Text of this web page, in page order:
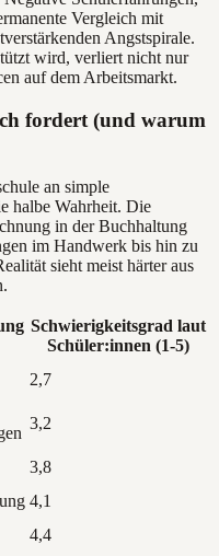
Vergleich mit
Angstspirale.
wird, verliert nicht nur
auf dem Arbeitsmarkt.
fordert (und warum
an simple
halbe Wahrheit. Die
in der Buchhaltung
im Handwerk bis hin zu
sieht meist härter aus
Schwierigkeitsgrad laut
Schüler:innen (1-5)
2,7
3,2
3,8
4,1
4,4